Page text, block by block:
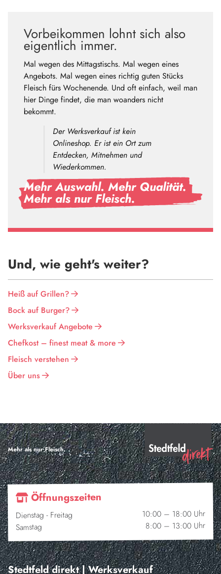
Vorbeikommen lohnt sich also
eigentlich immer.
Mal wegen des Mittagstischs. Mal wegen eines
Angebots. Mal wegen eines richtig guten Stücks
Fleisch fürs Wochenende. Und oft einfach, weil man
hier Dinge findet, die man woanders nicht
bekommt.
Der Werksverkauf ist kein
Onlineshop. Er ist ein Ort zum
Entdecken, Mitnehmen und
Wiederkommen.
Mehr Auswahl. Mehr Qualität.
Mehr als nur Fleisch.
Und, wie geht's weiter?
Heiß auf Grillen?
Bock auf Burger?
Werksverkauf Angebote
Chefkost – finest meat & more
Fleisch verstehen
Über uns
Mehr als nur Fleisch.
Öffnungszeiten
Dienstag - Freitag 10:00 – 18:00 Uhr
Samstag 8:00 – 13:00 Uhr
Stedtfeld direkt | Werksverkauf